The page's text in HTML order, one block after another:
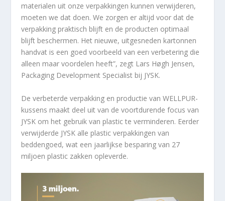
materialen uit onze verpakkingen kunnen verwijderen,
moeten we dat doen. We zorgen er altijd voor dat de
verpakking praktisch blijft en de producten optimaal
blijft beschermen. Het nieuwe, uitgesneden kartonnen
handvat is een goed voorbeeld van een verbetering die
alleen maar voordelen heeft”, zegt Lars Høgh Jensen,
Packaging Development Specialist bij JYSK.
De verbeterde verpakking en productie van WELLPUR-
kussens maakt deel uit van de voortdurende focus van
JYSK om het gebruik van plastic te verminderen. Eerder
verwijderde JYSK alle plastic verpakkingen van
beddengoed, wat een jaarlijkse besparing van 27
miljoen plastic zakken opleverde.